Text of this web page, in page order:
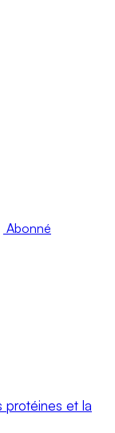
Abonné
protéines et la